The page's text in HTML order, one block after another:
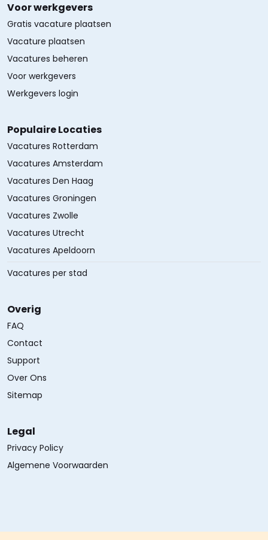
Voor werkgevers
Gratis vacature plaatsen
Vacature plaatsen
Vacatures beheren
Voor werkgevers
Werkgevers login
Populaire Locaties
Vacatures Rotterdam
Vacatures Amsterdam
Vacatures Den Haag
Vacatures Groningen
Vacatures Zwolle
Vacatures Utrecht
Vacatures Apeldoorn
Vacatures per stad
Overig
FAQ
Contact
Support
Over Ons
Sitemap
Legal
Privacy Policy
Algemene Voorwaarden